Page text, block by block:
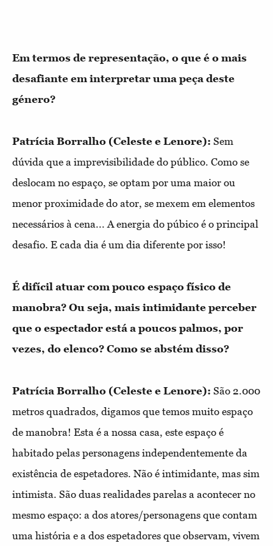
Em termos de representação, o que é o mais
desafiante em interpretar uma peça deste
género?
Patrícia Borralho (Celeste e Lenore): Sem
dúvida que a imprevisibilidade do público. Como se
deslocam no espaço, se optam por uma maior ou
menor proximidade do ator, se mexem em elementos
necessários à cena... A energia do púbico é o principal
desafio. E cada dia é um dia diferente por isso!
É difícil atuar com pouco espaço físico de
manobra? Ou seja, mais intimidante perceber
que o espectador está a poucos palmos, por
vezes, do elenco? Como se abstém disso?
Patrícia Borralho (Celeste e Lenore): São 2.000
metros quadrados, digamos que temos muito espaço
de manobra! Esta é a nossa casa, este espaço é
habitado pelas personagens independentemente da
existência de espetadores. Não é intimidante, mas sim
intimista. São duas realidades parelas a acontecer no
mesmo espaço: a dos atores/personagens que contam
uma história e a dos espetadores que observam, vivem